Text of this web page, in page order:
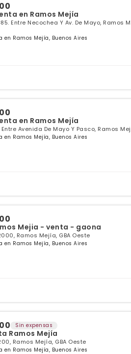
en Ramos Mejía
Entre Necochea Y Av. De Mayo, Ramos
en Ramos Mejía, Buenos Aires
en Ramos Mejía
Entre Avenida De Mayo Y Pasco, Ramos
en Ramos Mejía, Buenos Aires
Mejia - venta - gaona
Ramos Mejía, GBA Oeste
en Ramos Mejía, Buenos Aires
Sin expensas
Ramos Mejía
Ramos Mejía, GBA Oeste
en Ramos Mejía, Buenos Aires